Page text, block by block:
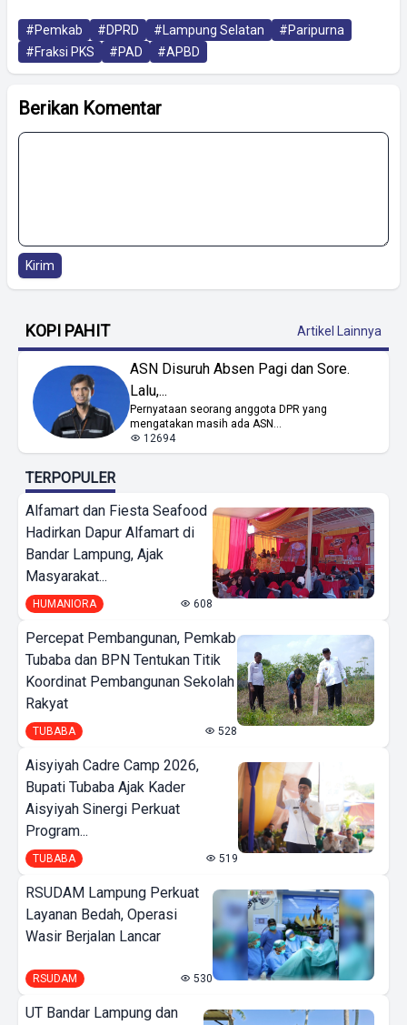
#Pemkab #DPRD #Lampung Selatan
#Paripurna
#Fraksi PKS
#PAD #APBD
Berikan Komentar
Kirim
KOPI PAHIT Artikel Lainnya
ASN Disuruh Absen Pagi dan Sore.
Lalu,...
Pernyataan seorang anggota DPR yang
mengatakan masih ada ASN...
12694
TERPOPULER
Alfamart dan Fiesta Seafood
Hadirkan Dapur Alfamart di
Bandar Lampung, Ajak
Masyarakat...
HUMANIORA 608
Percepat Pembangunan, Pemkab
Tubaba dan BPN Tentukan Titik
Koordinat Pembangunan Sekolah
Rakyat
TUBABA 528
Aisyiyah Cadre Camp 2026,
Bupati Tubaba Ajak Kader
Aisyiyah Sinergi Perkuat
Program...
TUBABA 519
RSUDAM Lampung Perkuat
Layanan Bedah, Operasi
Wasir Berjalan Lancar
RSUDAM 530
UT Bandar Lampung dan